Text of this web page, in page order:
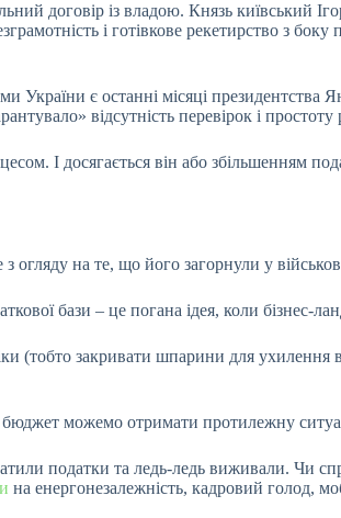
договір із владою. Князь київський
і готівкове рекетирство з
України є останні місяці
відсутність перевірок і
І досягається він або збільшенням
на те, що його загорнули у
бази – це погана ідея, коли бізнес-
(тобто закривати шпарини для ухилення
бюджет можемо отримати протилежну
податки та ледь-ледь виживали. Чи
на енергонезалежність, кадровий голод,